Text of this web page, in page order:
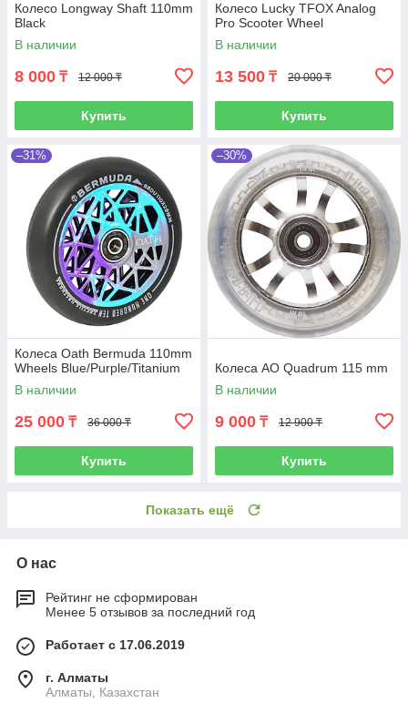
Колесо Longway Shaft 110mm
Black
В наличии
8 000 ₸ 12 000 ₸
Купить
Колесо Lucky TFOX Analog
Pro Scooter Wheel
В наличии
13 500 ₸ 20 000 ₸
Купить
–31%
Колеса Oath Bermuda 110mm
Wheels Blue/Purple/Titanium
В наличии
25 000 ₸ 36 000 ₸
Купить
–30%
Колеса AO Quadrum 115 mm
В наличии
9 000 ₸ 12 900 ₸
Купить
Показать ещё
О нас
Рейтинг не сформирован
Менее 5 отзывов за последний год
Работает с 17.06.2019
г. Алматы
Алматы, Казахстан